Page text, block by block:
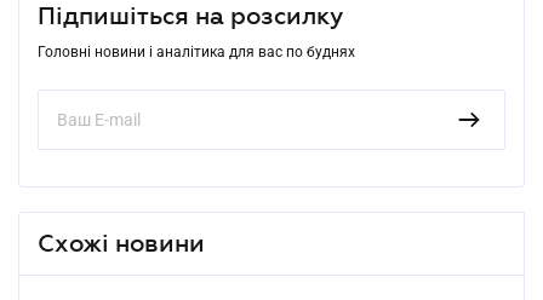
Підпишіться на розсилку
Головні новини і аналітика для вас по буднях
Схожі новини